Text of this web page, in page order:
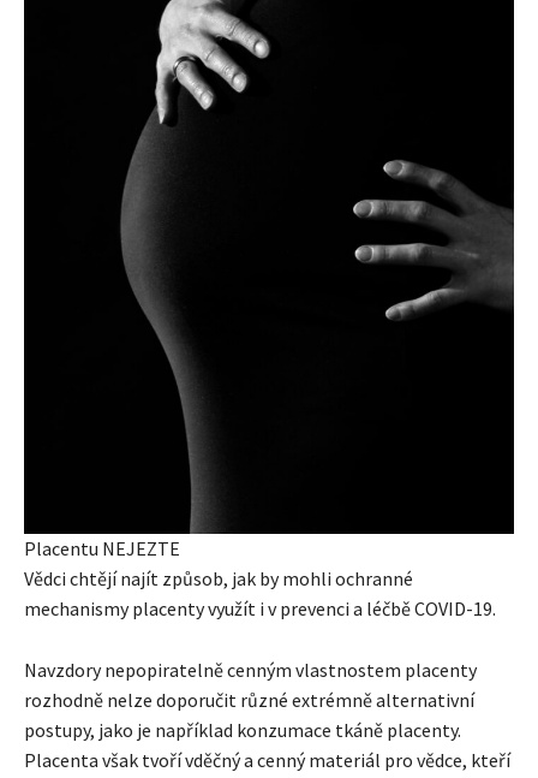
Placentu NEJEZTE
Vědci chtějí najít způsob, jak by mohli ochranné
mechanismy placenty využít i v prevenci a léčbě COVID-19.
Navzdory nepopiratelně cenným vlastnostem placenty
rozhodně nelze doporučit různé extrémně alternativní
postupy, jako je například konzumace tkáně placenty.
Placenta však tvoří vděčný a cenný materiál pro vědce, kteří